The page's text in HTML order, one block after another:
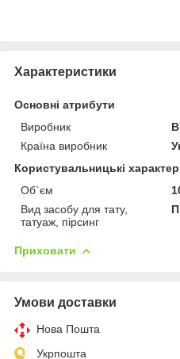
Характеристики
Основні атрибути
Виробник
Країна виробник
Користувальницькі
Об`єм
Вид засобу для тату,
татуаж, пірсинг
Приховати
Умови доставки
Нова Пошта
Укрпошта